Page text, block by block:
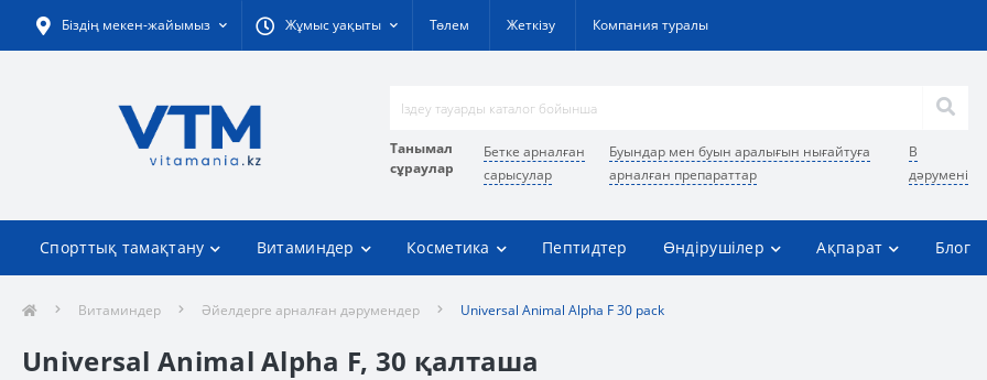
Біздің мекен-жайымыз Жұмыс уақыты Төлем Жеткізу Компания туралы
Танымал
сұраулар
Бетке арналған
сарысулар
Буындар мен буын аралығын нығайтуға
арналған препараттар
В
дәрумені
Спорттық тамақтану Витаминдер Косметика Пептидтер Өндірушілер Ақпарат Блог
Витаминдер Әйелдерге арналған дәрумендер Universal Animal Alpha F 30 pack
Universal Animal Alpha F, 30 қалташа